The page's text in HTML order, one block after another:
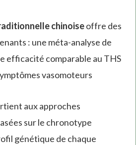
chinoiseoffre des
: une méta-analyse de
efficacité comparable au THS
vasomoteurs
aux approches
sur le chronotype
génétique de chaque